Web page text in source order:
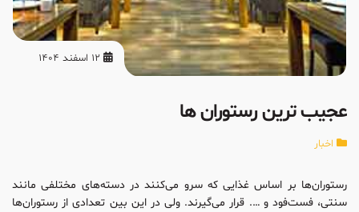
عجیب ترین رستوران ها
اخبار
رستوران‌ها بر اساس غذایی که سرو می‌کنند در دسته‌های مختلفی مانند
سنتی، فست‌فود و …. قرار می‌گیرند. ولی در این بین تعدادی از رستوران‌ها